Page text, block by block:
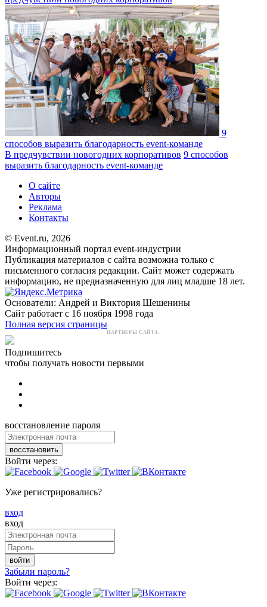
9
способов выразить благодарность event-команде
В предчувствии новогодних корпоративов 9 способов
выразить благодарность event-команде
О сайте
Авторы
Реклама
Контакты
© Event.ru, 2026
Информационный портал event-индустрии
Публикация материалов с сайта возможна только с
письменного согласия редакции. Сайт может содержать
информацию, не предназначенную для лиц младше 18 лет.
Основатели: Андрей и Виктория Шешенины
Сайт работает с 16 ноября 1998 года
Полная версия страницы
ПАРТНЕРЫ САЙТА:
Подпишитесь
чтобы получать новости первыми
восстановление пароля
восстановить
Войти через:
Уже регистрировались?
вход
вход
войти
Забыли пароль?
Войти через: